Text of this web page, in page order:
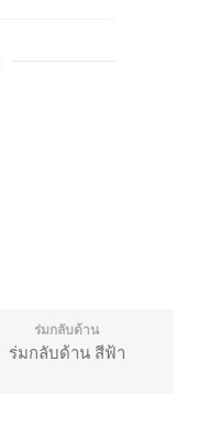
ร่มกลับด้าน
ร่มกลับด้าน สีฟ้า